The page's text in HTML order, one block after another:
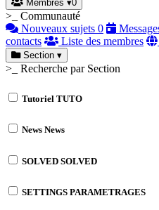
Membres ▾0
>_ Communauté
Nouveaux sujets 0
contacts
Liste des membres
Section ▾
>_ Recherche par Section
Tutoriel TUTO
News News
SOLVED SOLVED
SETTINGS PARAMETRAGES